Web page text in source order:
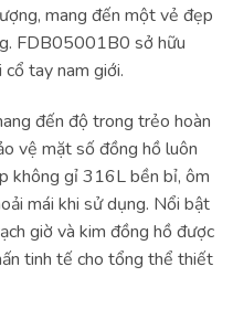
mang đến một vẻ đẹp
FDB05001B0 sở hữu
tay nam giới.
đến độ trong trẻo hoàn
vệ mặt số đồng hồ luôn
không gỉ 316L bền bỉ, ôm
mái khi sử dụng. Nổi bật
giờ và kim đồng hồ được
tinh tế cho tổng thể thiết